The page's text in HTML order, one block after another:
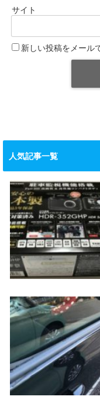
サイト
新しい投稿をメール
人気記事一覧